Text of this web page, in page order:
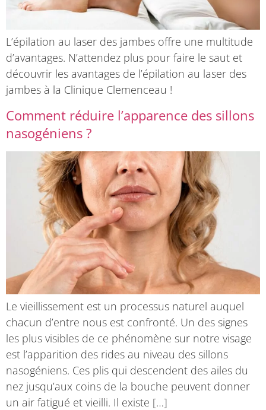
L’épilation au laser des jambes offre une multitude
d’avantages. N’attendez plus pour faire le saut et
découvrir les avantages de l’épilation au laser des
jambes à la Clinique Clemenceau !
Comment réduire l’apparence des sillons
nasogéniens ?
Le vieillissement est un processus naturel auquel
chacun d’entre nous est confronté. Un des signes
les plus visibles de ce phénomène sur notre visage
est l’apparition des rides au niveau des sillons
nasogéniens. Ces plis qui descendent des ailes du
nez jusqu’aux coins de la bouche peuvent donner
un air fatigué et vieilli. Il existe […]